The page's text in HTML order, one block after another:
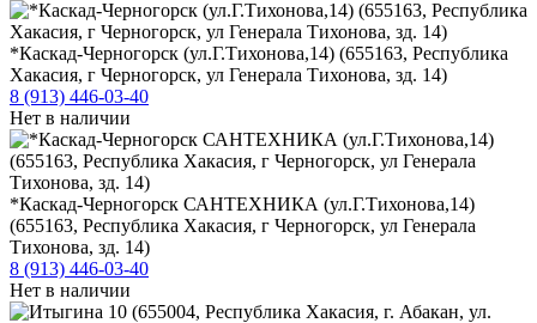
*Каскад-Черногорск (ул.Г.Тихонова,14) (655163, Республика
Хакасия, г Черногорск, ул Генерала Тихонова, зд. 14)
8 (913) 446-03-40
Нет в наличии
*Каскад-Черногорск САНТЕХНИКА (ул.Г.Тихонова,14)
(655163, Республика Хакасия, г Черногорск, ул Генерала
Тихонова, зд. 14)
8 (913) 446-03-40
Нет в наличии